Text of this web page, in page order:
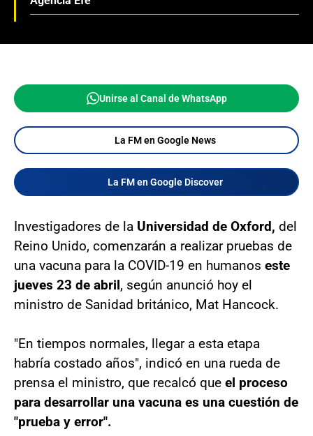
Unirse al Canal de WhatsApp
La FM en Google News
La FM en Google Discover
Investigadores de la Universidad de Oxford, del
Reino Unido, comenzarán a realizar pruebas de
una vacuna para la COVID-19 en humanos este
jueves 23 de abril, según anunció hoy el
ministro de Sanidad británico, Mat Hancock.
"En tiempos normales, llegar a esta etapa
habría costado años", indicó en una rueda de
prensa el ministro, que recalcó que el proceso
para desarrollar una vacuna es una cuestión de
"prueba y error".